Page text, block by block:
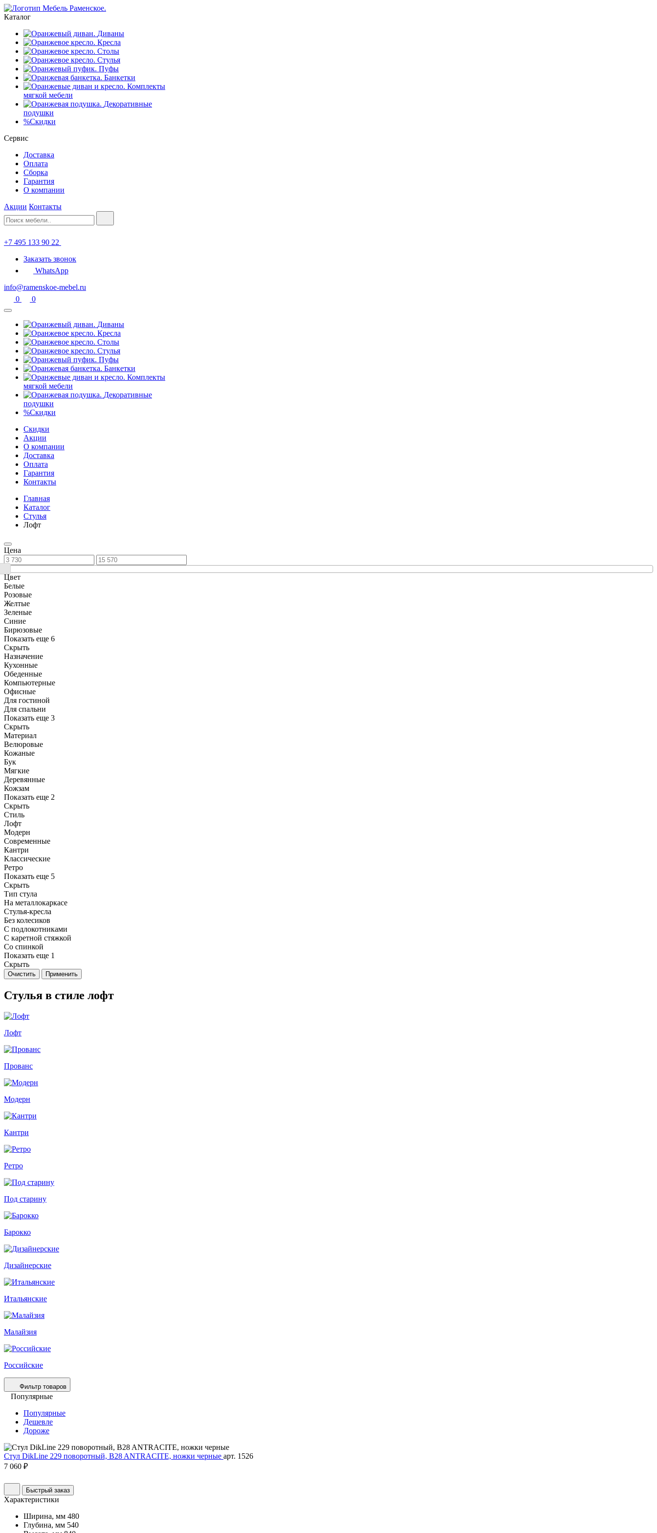
Каталог
Диваны
Кресла
Столы
Стулья
Пуфы
Банкетки
Комплекты
мягкой мебели
Декоративные
подушки
%Скидки
Сервис
Доставка
Оплата
Сборка
Гарантия
О компании
Акции Контакты
+7 495 133 90 22
Заказать звонок
WhatsApp
info@ramenskoe-mebel.ru
0
0
Диваны
Кресла
Столы
Стулья
Пуфы
Банкетки
Комплекты
мягкой мебели
Декоративные
подушки
%Скидки
Скидки
Акции
О компании
Доставка
Оплата
Гарантия
Контакты
Главная
Каталог
Стулья
Лофт
Цена
Цвет
Белые
Розовые
Желтые
Зеленые
Синие
Бирюзовые
Показать еще 6
Скрыть
Назначение
Кухонные
Обеденные
Компьютерные
Офисные
Для гостиной
Для спальни
Показать еще 3
Скрыть
Материал
Велюровые
Кожаные
Бук
Мягкие
Деревянные
Кожзам
Показать еще 2
Скрыть
Стиль
Лофт
Модерн
Современные
Кантри
Классические
Ретро
Показать еще 5
Скрыть
Тип стула
На металлокаркасе
Стулья-кресла
Без колесиков
С подлокотниками
С каретной стяжкой
Со спинкой
Показать еще 1
Скрыть
Очистить Применить
Стулья в стиле лофт
Лофт
Прованс
Модерн
Кантри
Ретро
Под старину
Барокко
Дизайнерские
Итальянские
Малайзия
Российские
Фильтр товаров
Популярные
Популярные
Дешевле
Дороже
Стул DikLine 229 поворотный, B28 ANTRACITE, ножки черные арт. 1526
7 060 ₽
Быстрый заказ
Характеристики
Ширина, мм 480
Глубина, мм 540